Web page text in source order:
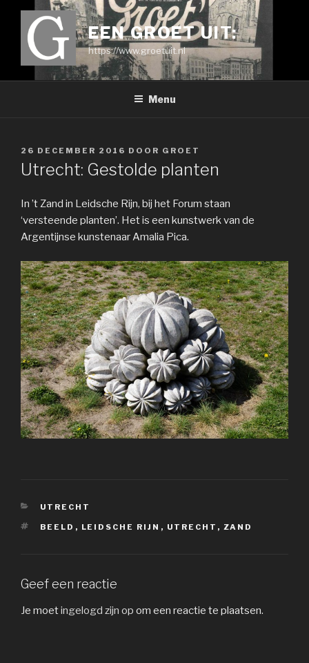
EEN GROET UIT:
https://www.groetuit.nl
Menu
GEPLAATST
OP
26 DECEMBER 2016 DOOR GROET
Utrecht: Gestolde planten
In ’t Zand in Leidsche Rijn, bij het Forum staan
‘versteende planten’. Het is een kunstwerk van de
Argentijnse kunstenaar Amalia Pica.
CATEGORIEËN
UTRECHT
TAGS
BEELD , LEIDSCHE RIJN , UTRECHT , ZAND
Geef een reactie
Je moetingelogd zijn op om een reactie te plaatsen.